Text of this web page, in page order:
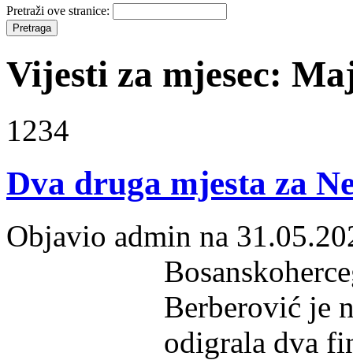
Pretraži ove stranice:
Vijesti za mjesec:
1234
Dva druga mjesta za
Objavio admin na
Berberović je
odigrala dva